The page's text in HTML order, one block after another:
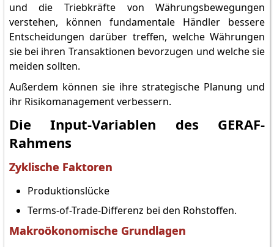
und die Triebkräfte von Währungsbewegungen
verstehen, können fundamentale Händler bessere
Entscheidungen darüber treffen, welche Währungen
sie bei ihren Transaktionen bevorzugen und welche sie
meiden sollten.
Außerdem können sie ihre strategische Planung und
ihr Risikomanagement verbessern.
Die Input-Variablen des GERAF-
Rahmens
Zyklische Faktoren
Produktionslücke
Terms-of-Trade-Differenz bei den Rohstoffen.
Makroökonomische Grundlagen